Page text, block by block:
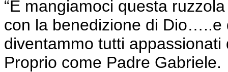
“E mangiamoci questa
con la benedizione di Dio…..e
diventammo tutti appassionati
Proprio come Padre Gabriele.